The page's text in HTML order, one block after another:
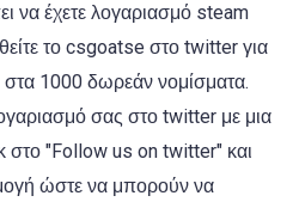
έχετε λογαριασμό steam
το csgoatse στο twitter για
1000 δωρεάν νομίσματα.
σας στο twitter με μια
στο "Follow us on twitter" και
ώστε να μπορούν να